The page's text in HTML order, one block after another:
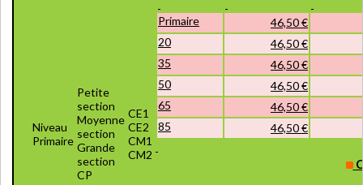
Niveau
Primaire
Petite
section
Moyenne
section
Grande
section
CP
CE1
CE2
CM1
CM2
Primaire
46,50 €
20
46,50 €
35
46,50 €
50
46,50 €
65
46,50 €
85
46,50 €